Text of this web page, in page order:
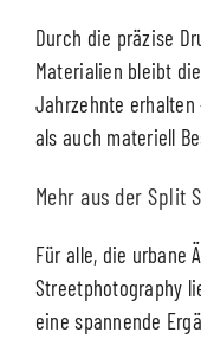
Durch die präzise
Materialien bleibt
Jahrzehnte erhalten
als auch materiell
Mehr aus der Split
Für alle, die urbane
Streetphotography
eine spannende